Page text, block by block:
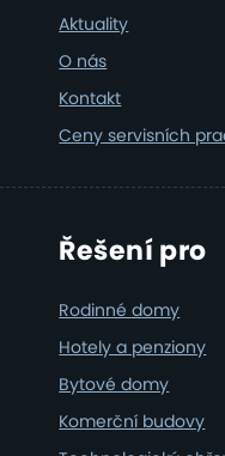
Aktuality
O nás
Kontakt
Ceny servisních
Řešení pro
Rodinné domy
Hotely a penziony
Bytové domy
Komerční budovy